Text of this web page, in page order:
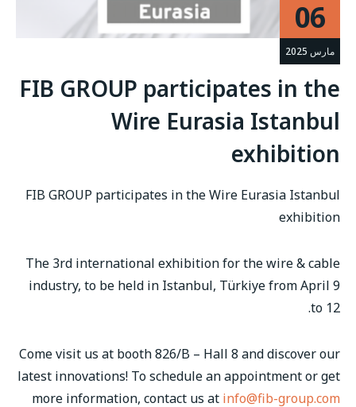
06
مارس 2025
FIB GROUP participates in the
Wire Eurasia Istanbul
exhibition
FIB GROUP participates in the Wire Eurasia Istanbul
exhibition
The 3rd international exhibition for the wire & cable
industry, to be held in Istanbul, Türkiye from April 9
to 12.
Come visit us at booth 826/B – Hall 8 and discover our
latest innovations! To schedule an appointment or get
more information, contact us at info@fib-group.com